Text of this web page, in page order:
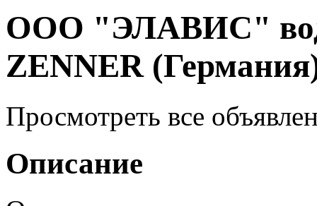
ООО "ЭЛАВИС"
ZENNER
Просмотреть все
Описание